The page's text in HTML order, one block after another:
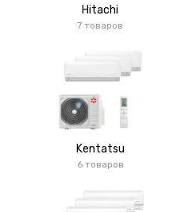
Hitachi
7 товаров
Kentatsu
6 товаров